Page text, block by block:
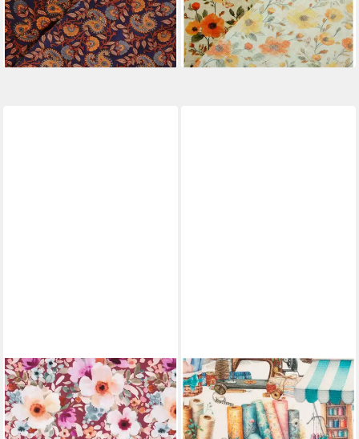
(7,60 €/ 1 qm)
lieferbar - in 4-5 Werktagen bei dir
(11,66 €/ 1 qm)
lieferbar - in 4-5 Werktagen bei dir